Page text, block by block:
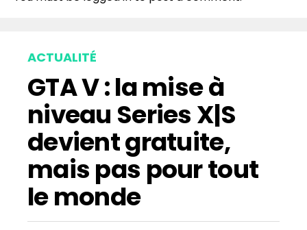
ACTUALITÉ
GTA V : la mise à
niveau Series X|S
devient gratuite,
mais pas pour tout
le monde